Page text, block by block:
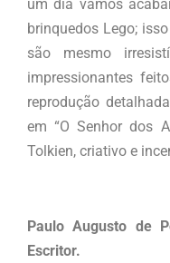
um dia vamos
brinquedos Lego;
são mesmo
impressionantes
reprodução
em “O Senhor dos
Tolkien, criativo e
Paulo Augusto de
Escritor.